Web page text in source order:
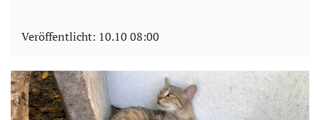
Veröffentlicht: 10.10 08:00